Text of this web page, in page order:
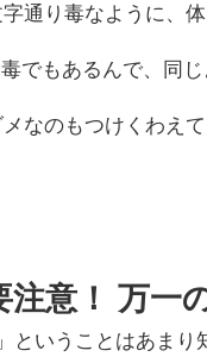
通り毒なように、
でもあるんで、同
なのもつけくわえ
注意！ 万一
ということはあま